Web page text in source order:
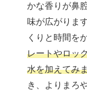
かな香りが鼻
味が広がりま
くりと時間を
レートやロッ
水を加えてみ
き、よりまろ